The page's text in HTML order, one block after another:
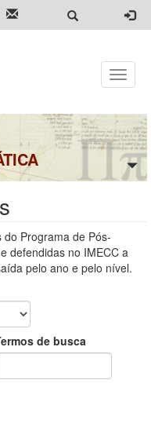
Toggle
Programa de Pós-
defendidas no IMECC a
pelo ano e pelo nível.
de busca